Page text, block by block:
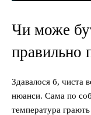
Чи може
правильно
Здавалося б, чиста
нюанси. Сама по
температура